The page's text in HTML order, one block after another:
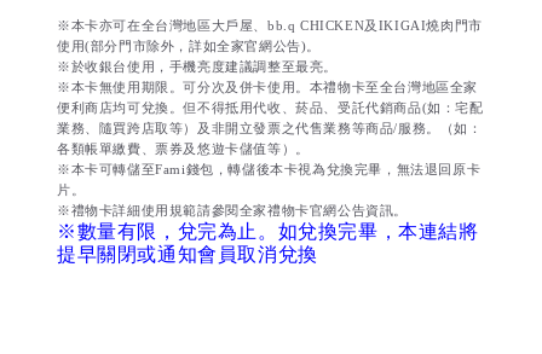
※本卡亦可在全台灣地區大戶屋、bb.q CHICKEN及IKIGAI燒肉門市
使用(部分門市除外，詳如全家官網公告)。
※於收銀台使用，手機亮度建議調整至最亮。
※本卡無使用期限。可分次及併卡使用。本禮物卡至全台灣地區全家
便利商店均可兌換。但不得抵用代收、菸品、受託代銷商品(如：宅配
業務、隨買跨店取等）及非開立發票之代售業務等商品/服務。（如：
各類帳單繳費、票券及悠遊卡儲值等）。
※本卡可轉儲至Fami錢包，轉儲後本卡視為兌換完畢，無法退回原卡
片。
※禮物卡詳細使用規範請參閱全家禮物卡官網公告資訊。
※數量有限，兌完為止。如兌換完畢，本連結將
提早關閉或通知會員取消兌換